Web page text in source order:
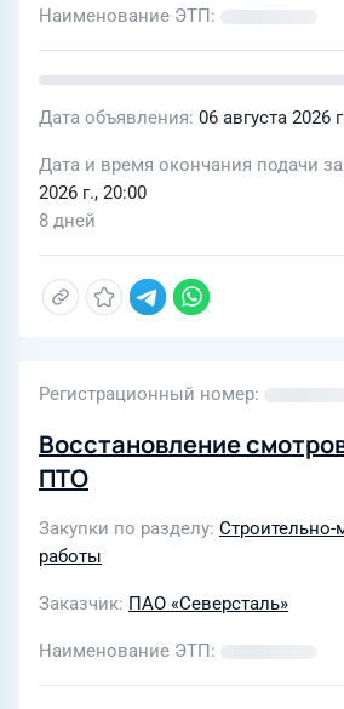
Наименование ЭТП
Дата объявления 06 августа 2026
Дата и время окончания подачи
2026 г., 20:00
8 дней
Регистрационный номер
Восстановление
ПТО
Закупки по разделу
работы
Заказчик ПАО «Северсталь»
Наименование ЭТП